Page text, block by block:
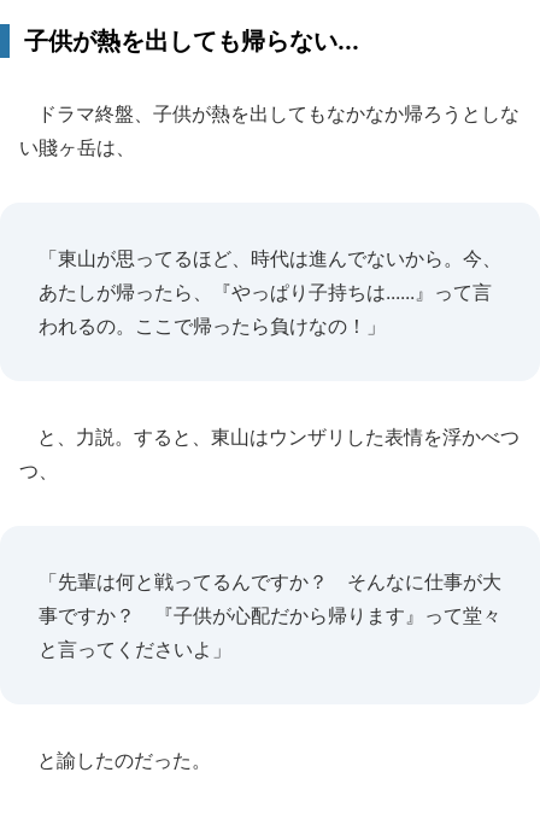
子供が熱を出しても帰らない...
ドラマ終盤、子供が熱を出してもなかなか帰ろうとしな
い賤ヶ岳は、
「東山が思ってるほど、時代は進んでないから。今、
あたしが帰ったら、『やっぱり子持ちは......』って言
われるの。ここで帰ったら負けなの！」
と、力説。すると、東山はウンザリした表情を浮かべつ
つ、
「先輩は何と戦ってるんですか？ そんなに仕事が大
事ですか？ 『子供が心配だから帰ります』って堂々
と言ってくださいよ」
と諭したのだった。